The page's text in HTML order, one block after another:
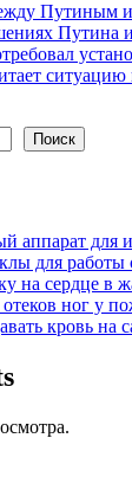
Путиным
Путина
ситуацию
Поиск
аппарат для
для работы
на сердце в
ног у
кровь на